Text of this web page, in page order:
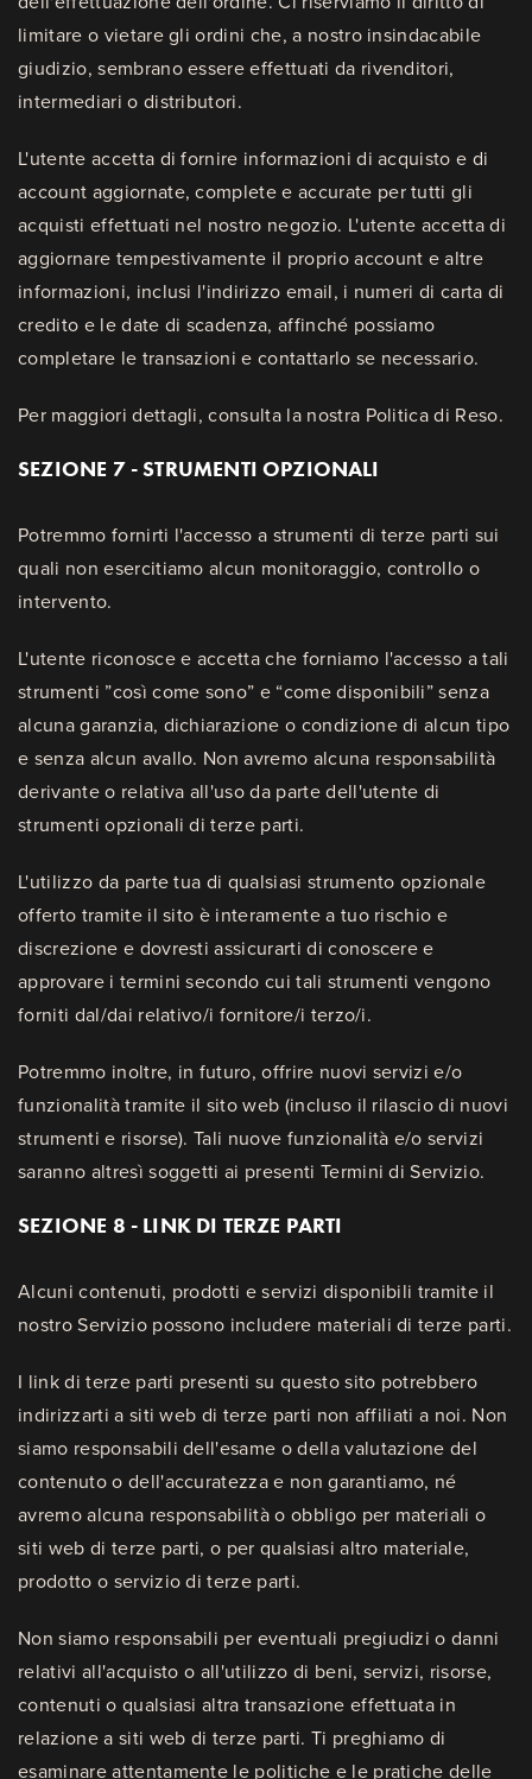
limitare o vietare gli ordini che, a nostro insindacabile
giudizio, sembrano essere effettuati da rivenditori,
intermediari o distributori.
L'utente accetta di fornire informazioni di acquisto e di
account aggiornate, complete e accurate per tutti gli
acquisti effettuati nel nostro negozio. L'utente accetta di
aggiornare tempestivamente il proprio account e altre
informazioni, inclusi l'indirizzo email, i numeri di carta di
credito e le date di scadenza, affinché possiamo
completare le transazioni e contattarlo se necessario.
Per maggiori dettagli, consulta la nostra Politica di Reso.
SEZIONE 7 - STRUMENTI OPZIONALI
Potremmo fornirti l'accesso a strumenti di terze parti sui
quali non esercitiamo alcun monitoraggio, controllo o
intervento.
L'utente riconosce e accetta che forniamo l'accesso a tali
strumenti ”così come sono” e “come disponibili” senza
alcuna garanzia, dichiarazione o condizione di alcun tipo
e senza alcun avallo. Non avremo alcuna responsabilità
derivante o relativa all'uso da parte dell'utente di
strumenti opzionali di terze parti.
L'utilizzo da parte tua di qualsiasi strumento opzionale
offerto tramite il sito è interamente a tuo rischio e
discrezione e dovresti assicurarti di conoscere e
approvare i termini secondo cui tali strumenti vengono
forniti dal/dai relativo/i fornitore/i terzo/i.
Potremmo inoltre, in futuro, offrire nuovi servizi e/o
funzionalità tramite il sito web (incluso il rilascio di nuovi
strumenti e risorse). Tali nuove funzionalità e/o servizi
saranno altresì soggetti ai presenti Termini di Servizio.
SEZIONE 8 - LINK DI TERZE PARTI
Alcuni contenuti, prodotti e servizi disponibili tramite il
nostro Servizio possono includere materiali di terze parti.
I link di terze parti presenti su questo sito potrebbero
indirizzarti a siti web di terze parti non affiliati a noi. Non
siamo responsabili dell'esame o della valutazione del
contenuto o dell'accuratezza e non garantiamo, né
avremo alcuna responsabilità o obbligo per materiali o
siti web di terze parti, o per qualsiasi altro materiale,
prodotto o servizio di terze parti.
Non siamo responsabili per eventuali pregiudizi o danni
relativi all'acquisto o all'utilizzo di beni, servizi, risorse,
contenuti o qualsiasi altra transazione effettuata in
relazione a siti web di terze parti. Ti preghiamo di
esaminare attentamente le politiche e le pratiche delle